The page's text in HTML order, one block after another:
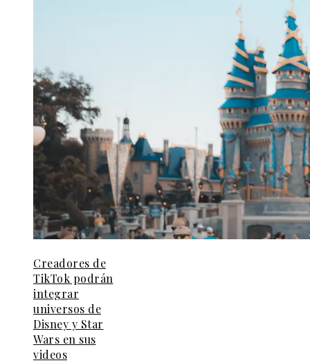
Creadores de
TikTok podrán
integrar
universos de
Disney y Star
Wars en sus
videos